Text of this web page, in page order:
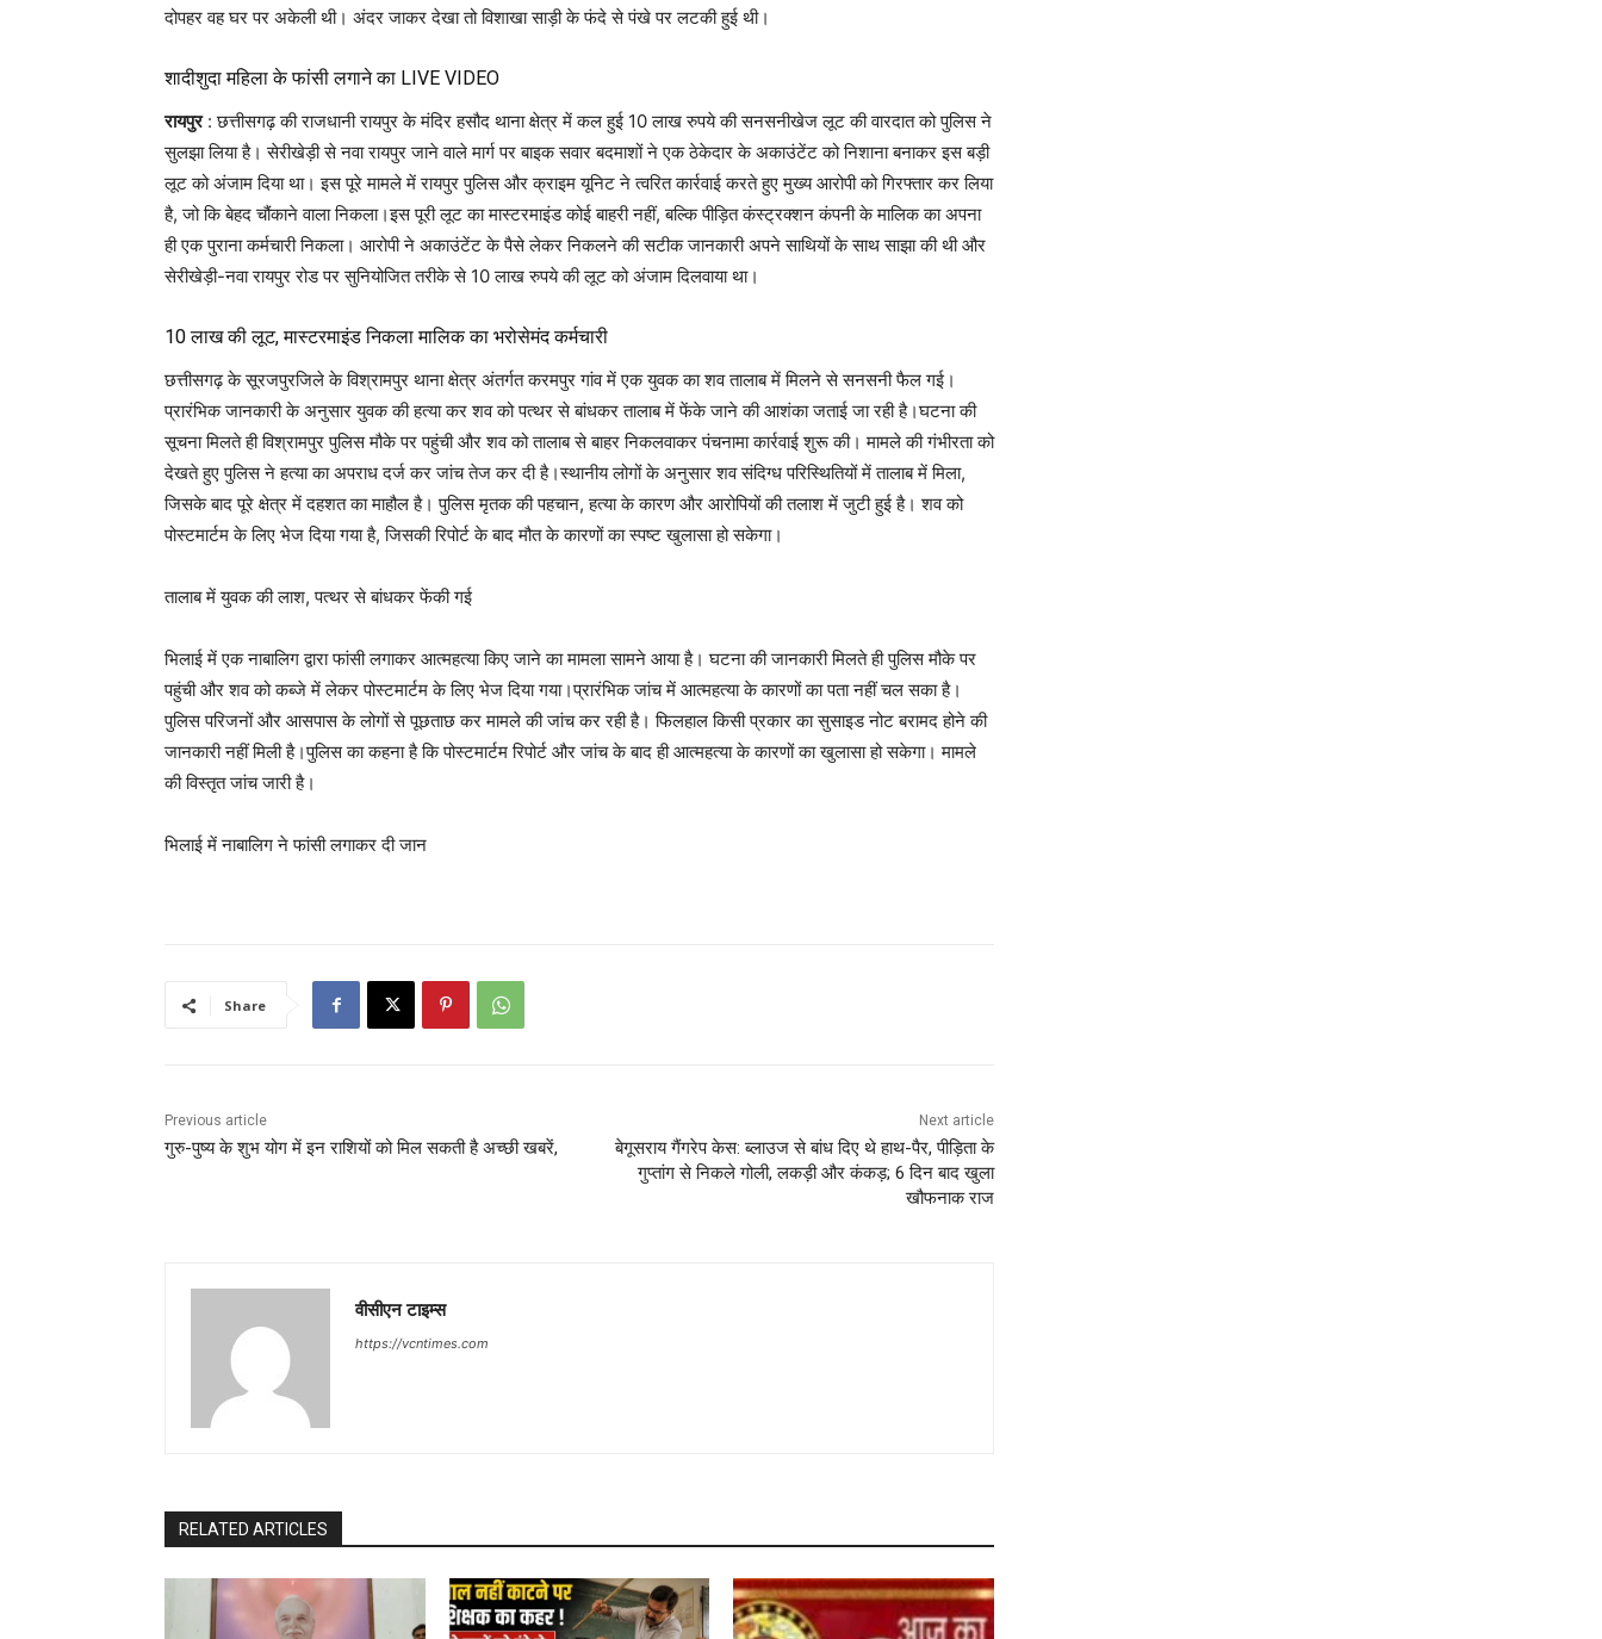
दोपहर वह घर पर अकेली थी। अंदर जाकर देखा तो विशाखा साड़ी के फंदे से पंखे पर लटकी हुई थी।
शादीशुदा महिला के फांसी लगाने का LIVE VIDEO
रायपुर: छत्तीसगढ़ की राजधानी रायपुर के मंदिर हसौद थाना क्षेत्र में कल हुई 10 लाख रुपये की सनसनीखेज लूट की वारदात को पुलिस ने
सुलझा लिया है। सेरीखेड़ी से नवा रायपुर जाने वाले मार्ग पर बाइक सवार बदमाशों ने एक ठेकेदार के अकाउंटेंट को निशाना बनाकर इस बड़ी
लूट को अंजाम दिया था। इस पूरे मामले में रायपुर पुलिस और क्राइम यूनिट ने त्वरित कार्रवाई करते हुए मुख्य आरोपी को गिरफ्तार कर लिया
है, जो कि बेहद चौंकाने वाला निकला।इस पूरी लूट का मास्टरमाइंड कोई बाहरी नहीं, बल्कि पीड़ित कंस्ट्रक्शन कंपनी के मालिक का अपना
ही एक पुराना कर्मचारी निकला। आरोपी ने अकाउंटेंट के पैसे लेकर निकलने की सटीक जानकारी अपने साथियों के साथ साझा की थी और
सेरीखेड़ी-नवा रायपुर रोड पर सुनियोजित तरीके से 10 लाख रुपये की लूट को अंजाम दिलवाया था।
10 लाख की लूट, मास्टरमाइंड निकला मालिक का भरोसेमंद कर्मचारी
छत्तीसगढ़ के सूरजपुरजिले के विश्रामपुर थाना क्षेत्र अंतर्गत करमपुर गांव में एक युवक का शव तालाब में मिलने से सनसनी फैल गई।
प्रारंभिक जानकारी के अनुसार युवक की हत्या कर शव को पत्थर से बांधकर तालाब में फेंके जाने की आशंका जताई जा रही है।घटना की
सूचना मिलते ही विश्रामपुर पुलिस मौके पर पहुंची और शव को तालाब से बाहर निकलवाकर पंचनामा कार्रवाई शुरू की। मामले की गंभीरता को
देखते हुए पुलिस ने हत्या का अपराध दर्ज कर जांच तेज कर दी है।स्थानीय लोगों के अनुसार शव संदिग्ध परिस्थितियों में तालाब में मिला,
जिसके बाद पूरे क्षेत्र में दहशत का माहौल है। पुलिस मृतक की पहचान, हत्या के कारण और आरोपियों की तलाश में जुटी हुई है। शव को
पोस्टमार्टम के लिए भेज दिया गया है, जिसकी रिपोर्ट के बाद मौत के कारणों का स्पष्ट खुलासा हो सकेगा।
तालाब में युवक की लाश, पत्थर से बांधकर फेंकी गई
भिलाई में एक नाबालिग द्वारा फांसी लगाकर आत्महत्या किए जाने का मामला सामने आया है। घटना की जानकारी मिलते ही पुलिस मौके पर
पहुंची और शव को कब्जे में लेकर पोस्टमार्टम के लिए भेज दिया गया।प्रारंभिक जांच में आत्महत्या के कारणों का पता नहीं चल सका है।
पुलिस परिजनों और आसपास के लोगों से पूछताछ कर मामले की जांच कर रही है। फिलहाल किसी प्रकार का सुसाइड नोट बरामद होने की
जानकारी नहीं मिली है।पुलिस का कहना है कि पोस्टमार्टम रिपोर्ट और जांच के बाद ही आत्महत्या के कारणों का खुलासा हो सकेगा। मामले
की विस्तृत जांच जारी है।
भिलाई में नाबालिग ने फांसी लगाकर दी जान
Share
Previous article
गुरु-पुष्य के शुभ योग में इन राशियों को मिल सकती है अच्छी खबरें,
Next article
बेगूसराय गैंगरेप केस: ब्लाउज से बांध दिए थे हाथ-पैर, पीड़िता के
गुप्तांग से निकले गोली, लकड़ी और कंकड़; 6 दिन बाद खुला
खौफनाक राज
वीसीएन टाइम्स
https://vcntimes.com
RELATED ARTICLES